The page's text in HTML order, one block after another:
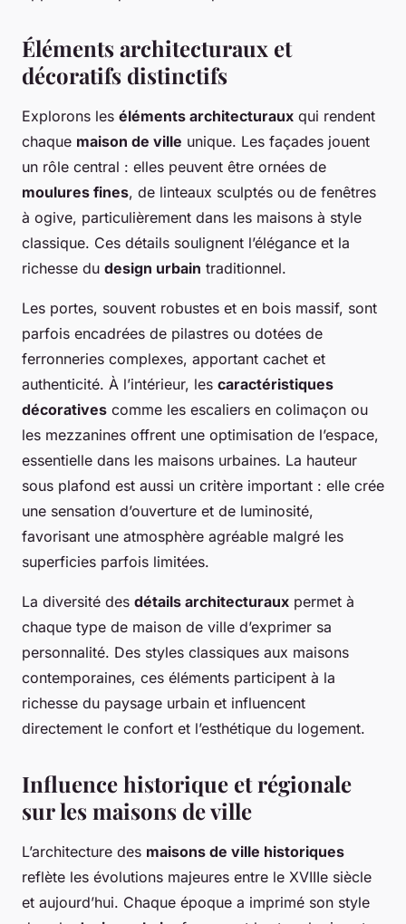
Éléments architecturaux et
décoratifs distinctifs
Explorons les éléments architecturaux qui rendent
chaque maison de ville unique. Les façades jouent
un rôle central : elles peuvent être ornées de
moulures fines, de linteaux sculptés ou de fenêtres
à ogive, particulièrement dans les maisons à style
classique. Ces détails soulignent l’élégance et la
richesse du design urbain traditionnel.
Les portes, souvent robustes et en bois massif, sont
parfois encadrées de pilastres ou dotées de
ferronneries complexes, apportant cachet et
authenticité. À l’intérieur, les caractéristiques
décoratives comme les escaliers en colimaçon ou
les mezzanines offrent une optimisation de l’espace,
essentielle dans les maisons urbaines. La hauteur
sous plafond est aussi un critère important : elle crée
une sensation d’ouverture et de luminosité,
favorisant une atmosphère agréable malgré les
superficies parfois limitées.
La diversité des détails architecturaux permet à
chaque type de maison de ville d’exprimer sa
personnalité. Des styles classiques aux maisons
contemporaines, ces éléments participent à la
richesse du paysage urbain et influencent
directement le confort et l’esthétique du logement.
Influence historique et régionale
sur les maisons de ville
L’architecture des maisons de ville historiques
reflète les évolutions majeures entre le XVIIIe siècle
et aujourd’hui. Chaque époque a imprimé son style